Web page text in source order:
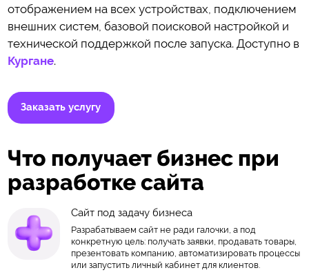
отображением на всех устройствах, подключением
внешних систем, базовой поисковой настройкой и
технической поддержкой после запуска. Доступно в
Кургане.
Заказать услугу
Что получает бизнес при
разработке сайта
Сайт под задачу бизнеса
Разрабатываем сайт не ради галочки, а под
конкретную цель: получать заявки, продавать товары,
презентовать компанию, автоматизировать процессы
или запустить личный кабинет для клиентов.